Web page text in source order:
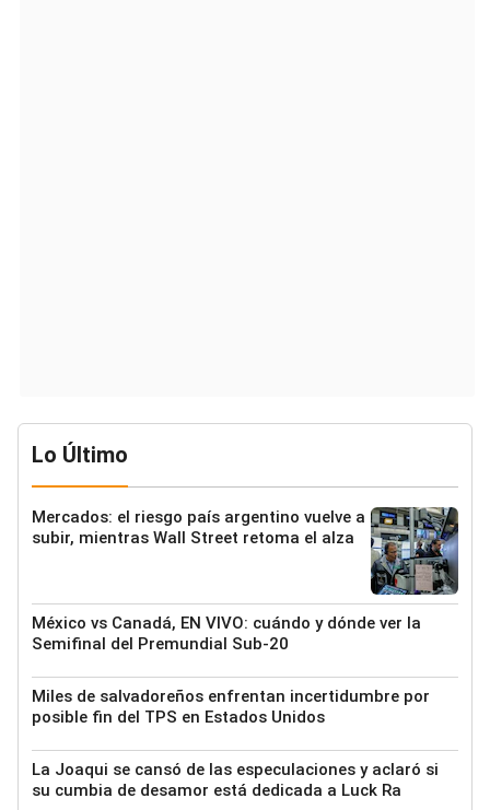
Lo Último
Mercados: el riesgo país argentino vuelve a
subir, mientras Wall Street retoma el alza
México vs Canadá, EN VIVO: cuándo y dónde ver la
Semifinal del Premundial Sub-20
Miles de salvadoreños enfrentan incertidumbre por
posible fin del TPS en Estados Unidos
La Joaqui se cansó de las especulaciones y aclaró si
su cumbia de desamor está dedicada a Luck Ra